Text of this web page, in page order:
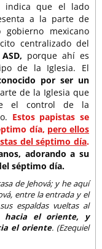
indica que el lado
a la parte de
mexicano
centralizado del
porque ahí es
de la Iglesia. El
por ser un
de la Iglesia que
el control de la
Estos papistas se
día, pero ellos
del séptimo día.
adorando a su
séptimo día.
de Jehová; y he aquí
entre la entrada y el
espaldas vueltas al
hacia el oriente, y
el oriente. (Ezequiel